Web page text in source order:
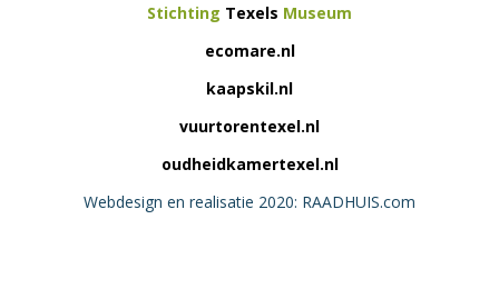
Stichting Texels Museum
ecomare.nl
kaapskil.nl
vuurtorentexel.nl
oudheidkamertexel.nl
Webdesign en realisatie 2020: RAADHUIS.com